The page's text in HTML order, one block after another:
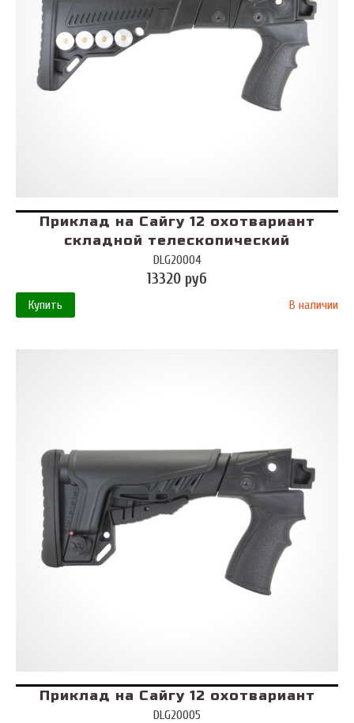
Приклад на Сайгу 12 охотвариант
складной телескопический
DLG20004
13320 руб
Купить В наличии
Приклад на Сайгу 12 охотвариант
DLG20005